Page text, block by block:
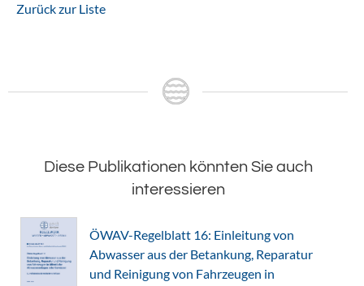
Zurück zur Liste
Diese Publikationen könnten Sie auch
interessieren
ÖWAV-Regelblatt 16: Einleitung von
Abwasser aus der Betankung, Reparatur
und Reinigung von Fahrzeugen in